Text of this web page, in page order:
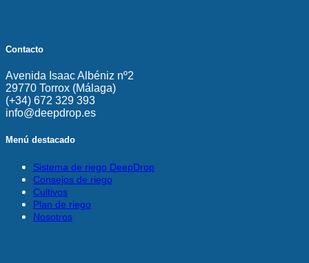
Contacto
Avenida Isaac Albéniz nº2
29770 Torrox (Málaga)
(+34) 672 329 393
info@deepdrop.es
Menú destacado
Sistema de riego DeepDrop
Consejos de riego
Cultivos
Plan de riego
Nosotros